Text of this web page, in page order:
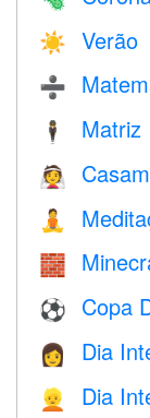
☀️ Verão
➗
🕴️ Matriz
👰
🧘
🧱
⚽ Copa
👩 Dia
👱 Dia